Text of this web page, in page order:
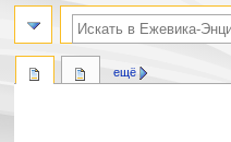
ещё
поиск по словам